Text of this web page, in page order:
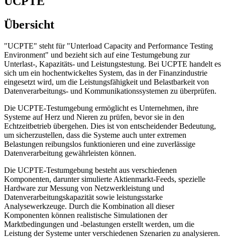
Übersicht
"UCPTE" steht für "Unterload Capacity and Performance Testing
Environment" und bezieht sich auf eine Testumgebung zur
Unterlast-, Kapazitäts- und Leistungstestung. Bei UCPTE handelt es
sich um ein hochentwickeltes System, das in der Finanzindustrie
eingesetzt wird, um die Leistungsfähigkeit und Belastbarkeit von
Datenverarbeitungs- und Kommunikationssystemen zu überprüfen.
Die UCPTE-Testumgebung ermöglicht es Unternehmen, ihre
Systeme auf Herz und Nieren zu prüfen, bevor sie in den
Echtzeitbetrieb übergehen. Dies ist von entscheidender Bedeutung,
um sicherzustellen, dass die Systeme auch unter extremen
Belastungen reibungslos funktionieren und eine zuverlässige
Datenverarbeitung gewährleisten können.
Die UCPTE-Testumgebung besteht aus verschiedenen
Komponenten, darunter simulierte Aktienmarkt-Feeds, spezielle
Hardware zur Messung von Netzwerkleistung und
Datenverarbeitungskapazität sowie leistungsstarke
Analysewerkzeuge. Durch die Kombination all dieser
Komponenten können realistische Simulationen der
Marktbedingungen und -belastungen erstellt werden, um die
Leistung der Systeme unter verschiedenen Szenarien zu analysieren.